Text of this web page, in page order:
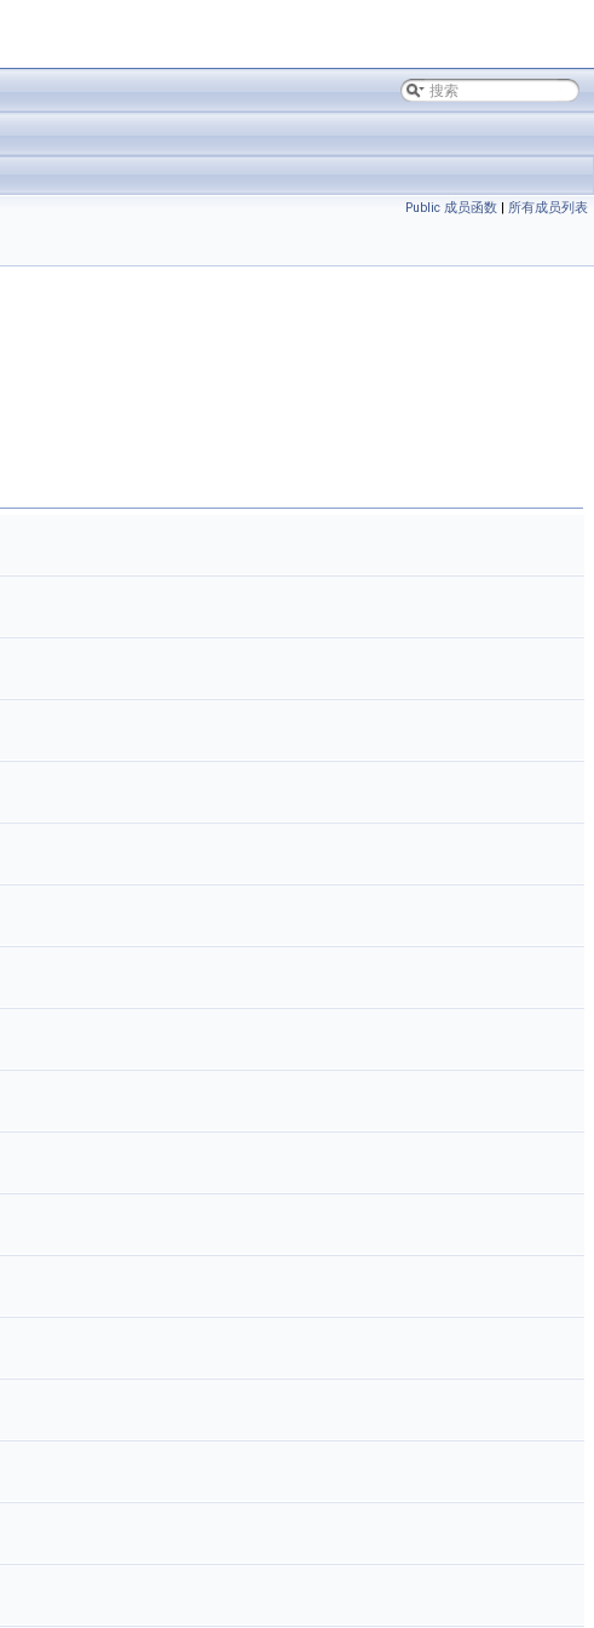
Public 成员函数 | 所有成员列表